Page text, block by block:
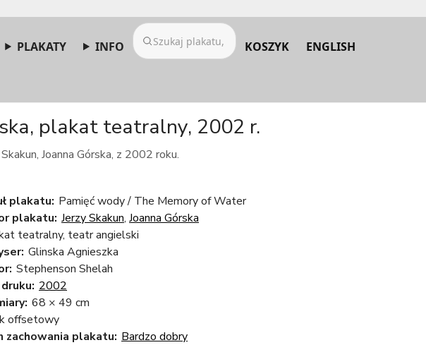
PLAKATY INFO KOSZYK ENGLISH
plakat teatralny, 2002 r.
Joanna Górska, z 2002 roku.
plakatu: Pamięć wody / The Memory of Water
plakatu: Jerzy Skakun, Joanna Górska
teatralny, teatr angielski
Glinska Agnieszka
Stephenson Shelah
2002
68 × 49 cm
offsetowy
zachowania plakatu: Bardzo dobry